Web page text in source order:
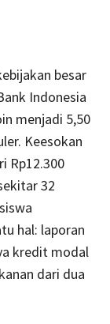
besar
Indonesia
menjadi 5,50
Keesokan
Rp12.300
32
hal: laporan
kredit modal
dari dua